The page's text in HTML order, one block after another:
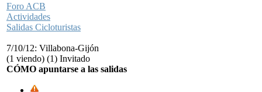
Foro ACB
Actividades
Salidas Cicloturistas
7/10/12: Villabona-Gijón
(1 viendo) (1) Invitado
CÓMO apuntarse a las salidas